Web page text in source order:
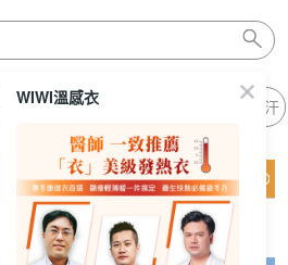
袋 遠紅外線 涼感 排汗
猜你喜歡
WIWI溫感衣